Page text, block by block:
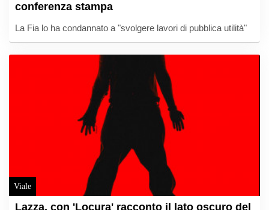
conferenza stampa
La Fia lo ha condannato a "svolgere lavori di pubblica utilità"
Viale
Lazza, con 'Locura' racconto il lato oscuro del